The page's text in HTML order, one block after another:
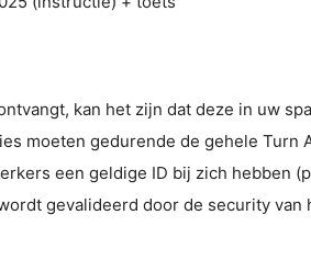
kan het zijn dat deze in uw
moeten gedurende de gehele
een geldige ID bij zich hebben
gevalideerd door de security van